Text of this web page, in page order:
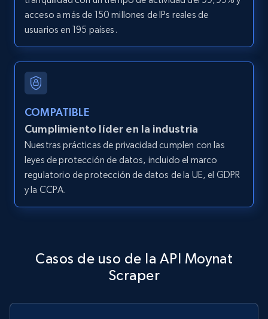
acceso a más de 150 millones de IPs reales de
usuarios en 195 países.
COMPATIBLE
Cumplimiento líder en la industria
Nuestras prácticas de privacidad cumplen con las
leyes de protección de datos, incluido el marco
regulatorio de protección de datos de la UE, el GDPR
y la CCPA.
Casos de uso de la API Moynat
Scraper